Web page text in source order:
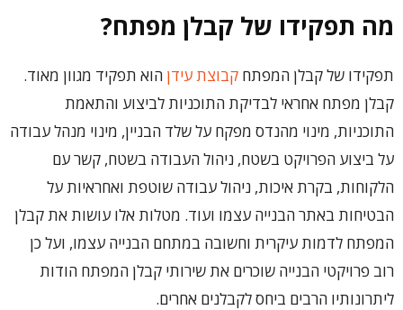
מה תפקידו של קבלן מפתח?
תפקידו של קבלן המפתח קבוצת עידן הוא תפקיד מגוון מאוד.
קבלן מפתח אחראי לבדיקת התוכניות לביצוע והתאמת
התוכניות, מינוי מהנדס מפקח על שלד הבניין, מינוי מנהל עבודה
על ביצוע הפרויקט בשטח, ניהול העבודה בשטח, קשר עם
הלקוחות, בקרת איכות, ניהול עבודה שוטפת ואחראיות על
הבטיחות באתר הבנייה עצמו ועוד. מטלות אלו עושות את קבלן
המפתח לדמות עיקרית וחשובה במתחם הבנייה עצמו, ועל כן
רוב פרויקטי הבנייה שוכרים את שירותי קבלן המפתח הודות
ליתרונותיו הרבים ביחס לקבלנים אחרים.